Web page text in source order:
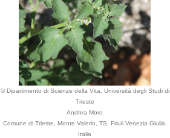
© Dipartimento di Scienze della Vita, Università degli Studi di
Trieste
Andrea Moro
Comune di Trieste, Monte Valerio, TS, Friuli Venezia Giulia,
Italia